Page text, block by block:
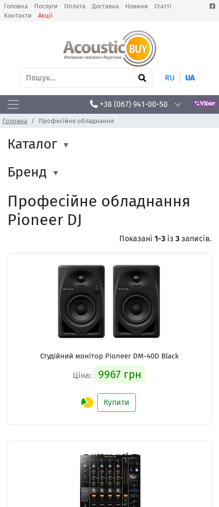
Головна Послуги Оплата Доставка Новини
Статті
Контакти
Акції
RU UA
+38 (067) 941-00-50
Головна Професійне обладнання
Каталог
Бренд
Професійне обладнання
Pioneer DJ
Показані 1-3 із 3 записів.
Студійний монітор Pioneer DM-40D Black
Ціна: 9967 грн
Купити